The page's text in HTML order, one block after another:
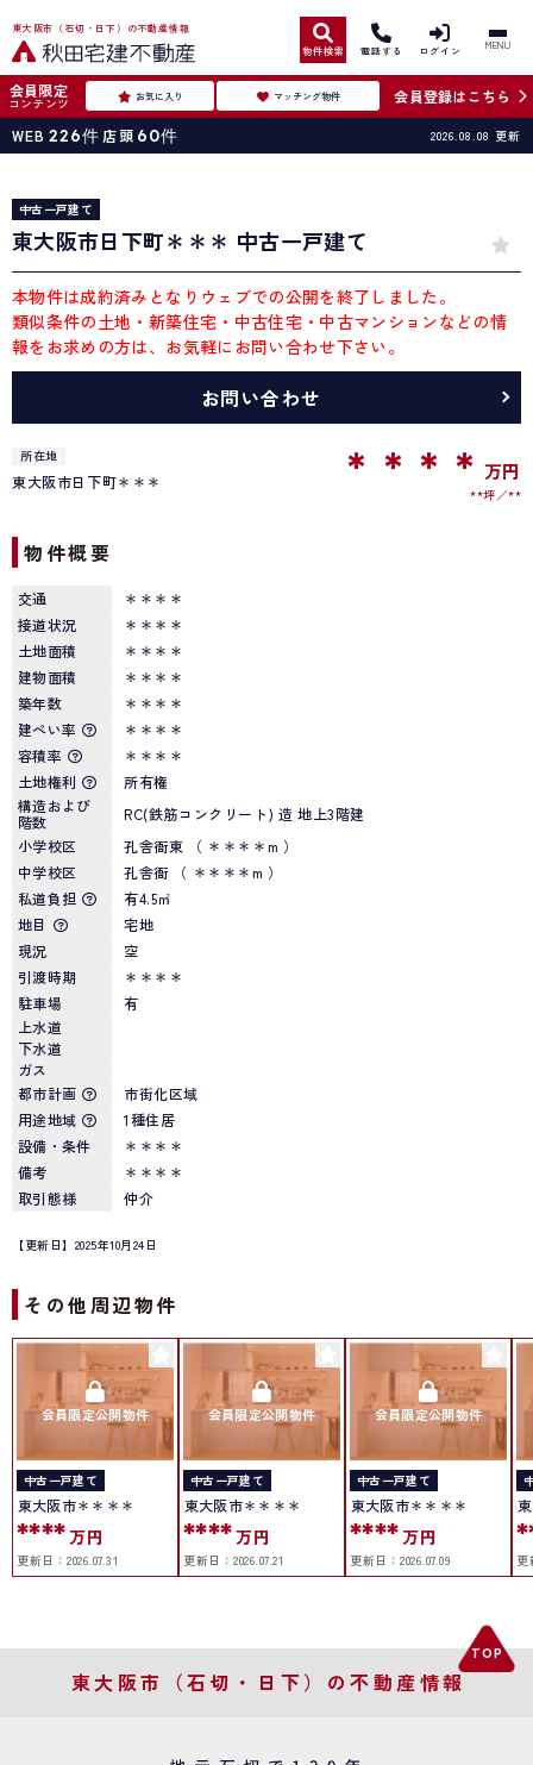
東大阪市（石切・日下）の不動産情報
物件検索
電話する ログイン MENU
会員限定
コンテンツ お気に入り マッチング物件
会員登録はこちら
WEB 226件 店頭 60件 2026.08.08 更新
中古一戸建て
東大阪市日下町＊＊＊ 中古一戸建て
本物件は成約済みとなりウェブでの公開を終了しました。
類似条件の土地・新築住宅・中古住宅・中古マンションなどの情
報をお求めの方は、お気軽にお問い合わせ下さい。
お問い合わせ
所在地
東大阪市日下町＊＊＊ ＊＊＊＊ 万円
**坪 **
物件概要
交通
＊＊＊＊
接道状況
＊＊＊＊
土地面積
＊＊＊＊
建物面積
＊＊＊＊
築年数
＊＊＊＊
建ぺい率
＊＊＊＊
容積率
＊＊＊＊
土地権利
所有権
構造および
階数
RC(鉄筋コンクリート) 造 地上3階建
小学校区
孔舎衙東 （ ＊＊＊＊m ）
中学校区
孔舎衙 （ ＊＊＊＊m ）
私道負担
有4.5㎡
地目
宅地
現況
空
引渡時期
＊＊＊＊
駐車場
有
上水道
下水道
ガス
都市計画
市街化区域
用途地域
1種住居
設備・条件
＊＊＊＊
備考
＊＊＊＊
取引態様
仲介
【更新日】2025年10月24日
その他周辺物件
会員限定公開物件
中古一戸建て
東大阪市＊＊＊＊
****万円
更新日： 2026.07.31
会員限定公開物件
中古一戸建て
東大阪市＊＊＊＊
****万円
更新日： 2026.07.21
会員限定公開物件
中古一戸建て
東大阪市＊＊＊＊
****万円
更新日： 2026.07.09 更
東大阪市（石切・日下）の不動産情報